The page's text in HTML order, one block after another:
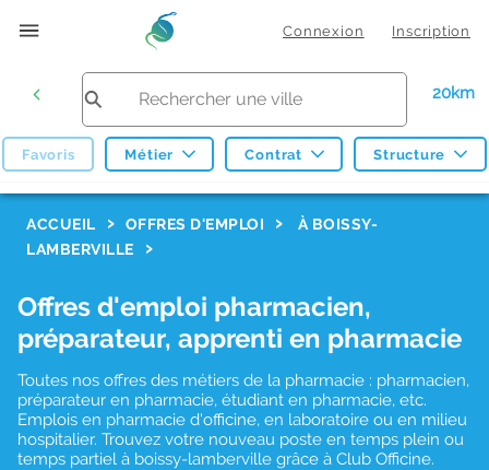
Connexion Inscription
20km
Favoris Métier Contrat Structure
ACCUEIL OFFRES D'EMPLOI
À BOISSY-
LAMBERVILLE
Offres d'emploi pharmacien,
préparateur, apprenti en pharmacie
Toutes nos offres des métiers de la pharmacie : pharmacien,
préparateur en pharmacie, étudiant en pharmacie, etc.
Emplois en pharmacie d'officine, en laboratoire ou en milieu
hospitalier. Trouvez votre nouveau poste en temps plein ou
temps partiel à boissy-lamberville grâce à Club Officine.